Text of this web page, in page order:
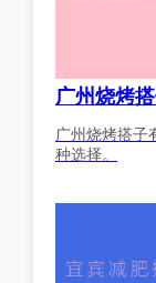
广州烧烤
广州烧烤搭子
种选择。